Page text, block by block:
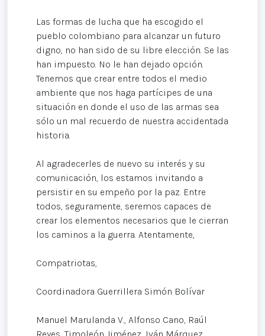
Las formas de lucha que ha escogido el
pueblo colombiano para alcanzar un futuro
digno, no han sido de su libre elección. Se las
han impuesto. No le han dejado opción.
Tenemos que crear entre todos el medio
ambiente que nos haga partícipes de una
situación en donde el uso de las armas sea
sólo un mal recuerdo de nuestra accidentada
historia.
Al agradecerles de nuevo su interés y su
comunicación, los estamos invitando a
persistir en su empeño por la paz. Entre
todos, seguramente, seremos capaces de
crear los elementos necesarios que le cierran
los caminos a la guerra. Atentamente,
Compatriotas,
Coordinadora Guerrillera Simón Bolívar
Manuel Marulanda V., Alfonso Cano, Raúl